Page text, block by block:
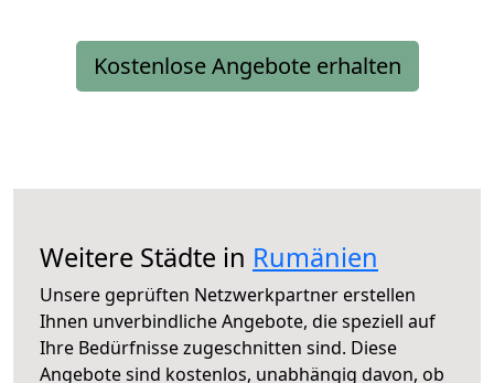
Kostenlose Angebote erhalten
Weitere Städte in Rumänien
Unsere geprüften Netzwerkpartner erstellen
Ihnen unverbindliche Angebote, die speziell auf
Ihre Bedürfnisse zugeschnitten sind. Diese
Angebote sind kostenlos, unabhängig davon, ob